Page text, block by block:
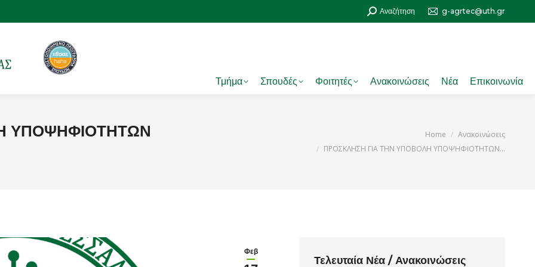
Search:
Αναζήτηση g-agrtec@uth.gr
Τμήμα Σπουδές Φοιτητές Ανακοινώσεις Νέα Επικοινωνία
ΥΠΟΨΗΦΙΟΤΗΤΩΝ
Home
Ανακοινώσεις
ΠΡΟΣΚΛΗΣΗ ΓΙΑ ΤΗΝ ΥΠΟΒΟΛΗ ΥΠΟΨΗΦΙΟΤΗΤΩΝ…
Φεβ
Τελευταία Νέα / Ανακοινώσεις